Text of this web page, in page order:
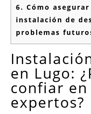
6. Cómo
instalación de
problemas
en Lugo:
confiar
expertos?